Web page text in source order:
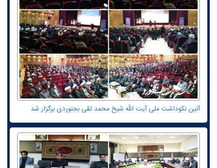
آئین نکوداشت ملی آیت الله شیخ محمد تقی بجنوردی برگزار شد